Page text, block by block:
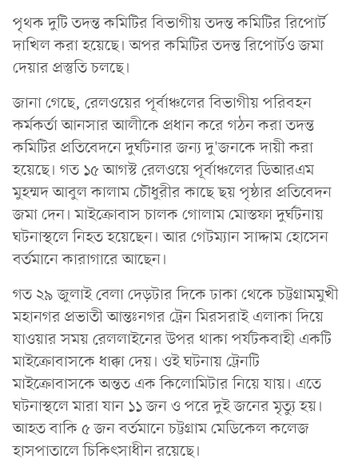
পৃথক দুটি তদন্ত কমিটির বিভাগীয় তদন্ত কমিটির রিপোর্ট
দাখিল করা হয়েছে। অপর কমিটির তদন্ত রিপোর্টও জমা
দেয়ার প্রস্তুতি চলছে।
জানা গেছে, রেলওয়ের পূর্বাঞ্চলের বিভাগীয় পরিবহন
কর্মকর্তা আনসার আলীকে প্রধান করে গঠন করা তদন্ত
কমিটির প্রতিবেদনে দুর্ঘটনার জন্য দু'জনকে দায়ী করা
হয়েছে। গত ১৫ আগস্ট রেলওয়ে পূর্বাঞ্চলের ডিআরএম
মুহম্মদ আবুল কালাম চৌধুরীর কাছে ছয় পৃষ্ঠার প্রতিবেদন
জমা দেন। মাইক্রোবাস চালক গোলাম মোস্তফা দুর্ঘটনায়
ঘটনাস্থলে নিহত হয়েছেন। আর গেটম্যান সাদ্দাম হোসেন
বর্তমানে কারাগারে আছেন।
গত ২৯ জুলাই বেলা দেড়টার দিকে ঢাকা থেকে চট্টগ্রামমুখী
মহানগর প্রভাতী আন্তঃনগর ট্রেন মিরসরাই এলাকা দিয়ে
যাওয়ার সময় রেললাইনের উপর থাকা পর্যটকবাহী একটি
মাইক্রোবাসকে ধাক্কা দেয়। ওই ঘটনায় ট্রেনটি
মাইক্রোবাসকে অন্তত এক কিলোমিটার নিয়ে যায়। এতে
ঘটনাস্থলে মারা যান ১১ জন ও পরে দুই জনের মৃত্যু হয়।
আহত বাকি ৫ জন বর্তমানে চট্টগ্রাম মেডিকেল কলেজ
হাসপাতালে চিকিৎসাধীন রয়েছে।